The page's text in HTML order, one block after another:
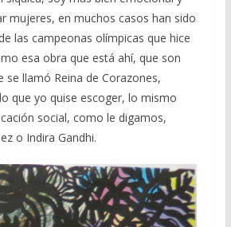
mujeres, en muchos casos han sido
las campeonas olímpicas que hice
esa obra que está ahí, que son
se llamó Reina de Corazones,
que yo quise escoger, lo mismo
social, como le digamos,
o Indira Gandhi.